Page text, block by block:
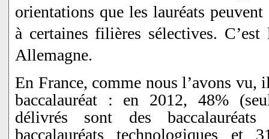
orientations que les lauréats peuvent
à certaines filières sélectives.
Allemagne.
En France, comme nous l’avons vu,
baccalauréat : en 2012, 48%
délivrés sont des
baccalauréats technologiques et